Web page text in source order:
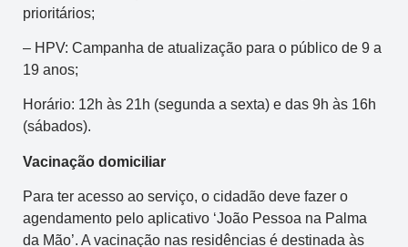
prioritários;
– HPV: Campanha de atualização para o público de 9 a
19 anos;
Horário: 12h às 21h (segunda a sexta) e das 9h às 16h
(sábados).
Vacinação domiciliar
Para ter acesso ao serviço, o cidadão deve fazer o
agendamento pelo aplicativo ‘João Pessoa na Palma
da Mão’. A vacinação nas residências é destinada às